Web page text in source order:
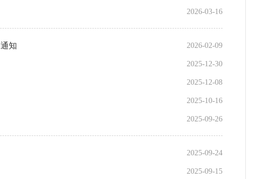
2026-03-16
知 2026-02-09
2025-12-30
2025-12-08
2025-10-16
2025-09-26
2025-09-24
2025-09-15